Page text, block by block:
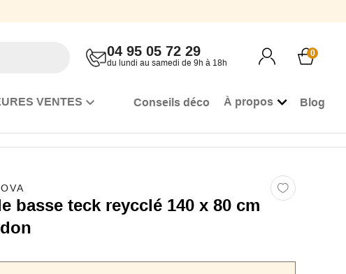
VENTES Conseils déco À propos Blog
04 95 05 72 29
du lundi au samedi de 9h à 18h
0
basse teck reycclé 140 x 80 cm